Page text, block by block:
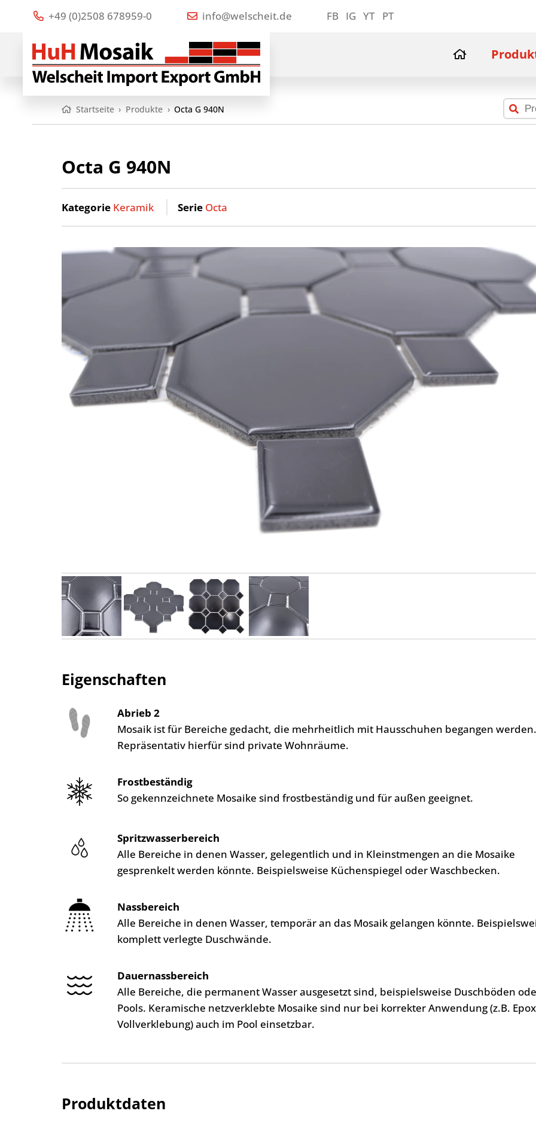
+49 (0)2508 678959-0 info@welscheit.de FB IG YT PT
Startseite › Produkte › Octa G 940N
Octa G 940N
Kategorie Keramik Serie Octa
Eigenschaften
Abrieb 2
Mosaik ist für Bereiche gedacht, die mehrheitlich mit Hausschuhen begangen werden.
Repräsentativ hierfür sind private Wohnräume.
Frostbeständig
So gekennzeichnete Mosaike sind frostbeständig und für außen geeignet.
Spritzwasserbereich
Alle Bereiche in denen Wasser, gelegentlich und in Kleinstmengen an die Mosaike
gesprenkelt werden könnte. Beispielsweise Küchenspiegel oder Waschbecken.
Nassbereich
Alle Bereiche in denen Wasser, temporär an das Mosaik gelangen könnte.
komplett verlegte Duschwände.
Dauernassbereich
Alle Bereiche, die permanent Wasser ausgesetzt sind, beispielsweise Duschböden
Pools. Keramische netzverklebte Mosaike sind nur bei korrekter Anwendung (z.B.
Vollverklebung) auch im Pool einsetzbar.
Produktdaten